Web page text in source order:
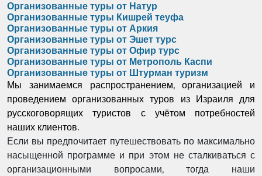
Организованные туры от Натур
Организованные туры Кишрей теуфа
Организованные туры от Аркия
Организованные туры от Эшет турс
Организованные туры от Офир турс
Организованные туры от Метрополь Каспи
Организованные туры от Штурман туризм
Мы занимаемся распространением, организацией и
проведением организованных туров из Израиля для
русскоговорящих туристов с учётом потребностей
наших клиентов.
Если вы предпочитает путешествовать по максимально
насыщенной программе и при этом не сталкиваться с
организационными вопросами, тогда наши